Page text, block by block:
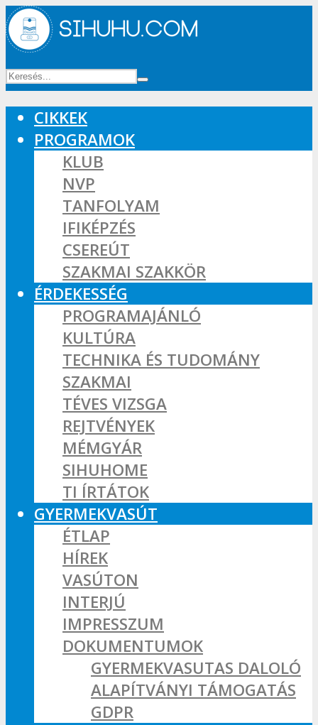
CIKKEK
PROGRAMOK
KLUB
NVP
TANFOLYAM
IFIKÉPZÉS
CSEREÚT
SZAKMAI SZAKKÖR
ÉRDEKESSÉG
PROGRAMAJÁNLÓ
KULTÚRA
TECHNIKA ÉS TUDOMÁNY
SZAKMAI
TÉVES VIZSGA
REJTVÉNYEK
MÉMGYÁR
SIHUHOME
TI ÍRTÁTOK
GYERMEKVASÚT
ÉTLAP
HÍREK
VASÚTON
INTERJÚ
IMPRESSZUM
DOKUMENTUMOK
GYERMEKVASUTAS DALOLÓ
ALAPÍTVÁNYI TÁMOGATÁS
GDPR